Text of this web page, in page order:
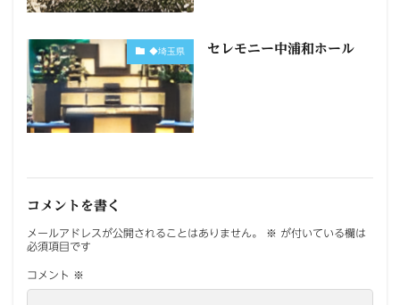
◆埼玉県 セレモニー中浦和ホール
コメントを書く
メールアドレスが公開されることはありません。 ※ が付いている欄は
必須項目です
コメント ※